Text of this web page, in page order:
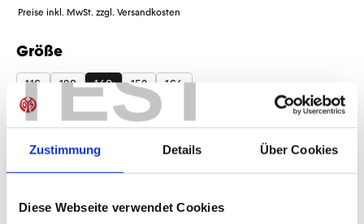
TEST
Zustimmung Details Über Cookies
Diese Webseite verwendet Cookies
Preise inkl. MwSt. zzgl. Versandkosten
Größe
auswählen
116 128 140 152 164
Produkt Anzahl: Gib den gewünschten
Anzahl
Sofort verfügbar, Lieferzeit: 1-3 Tage